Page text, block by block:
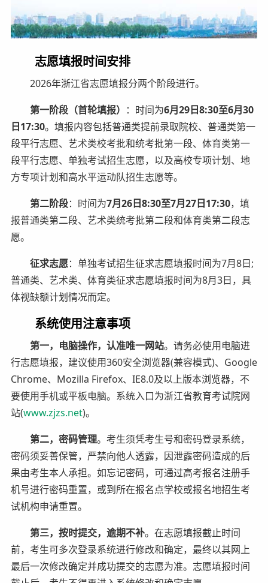
志愿填报时间安排
2026年浙江省志愿填报分两个阶段进行。
第一阶段（首轮填报） ：时间为6月29日8:30至6月30
日17:30。填报内容包括普通类提前录取院校、普通类第一
段平行志愿、艺术类校考批和统考批第一段、体育类第一
段平行志愿、单独考试招生志愿，以及高校专项计划、地
方专项计划和高水平运动队招生志愿等。
第二阶段：时间为7月26日8:30至7月27日17:30，填
报普通类第二段、艺术类统考批第二段和体育类第二段志
愿。
征求志愿：单独考试招生征求志愿填报时间为7月8日;
普通类、艺术类、体育类征求志愿填报时间为8月3日，具
体视缺额计划情况而定。
系统使用注意事项
第一，电脑操作，认准唯一网站。请务必使用电脑进
行志愿填报，建议使用360安全浏览器(兼容模式)、Google
Chrome、Mozilla Firefox、IE8.0及以上版本浏览器，不
要使用手机或平板电脑。系统入口为浙江省教育考试院网
站(www.zjzs.net)。
第二，密码管理。考生须凭考生号和密码登录系统，
密码须妥善保管，严禁向他人透露，因泄露密码造成的后
果由考生本人承担。如忘记密码，可通过高考报名注册手
机号进行密码重置，或到所在报名点学校或报名地招生考
试机构申请重置。
第三，按时提交，逾期不补。在志愿填报截止时间
前，考生可多次登录系统进行修改和确定，最终以其网上
最后一次修改确定并成功提交的志愿为准。志愿填报时间